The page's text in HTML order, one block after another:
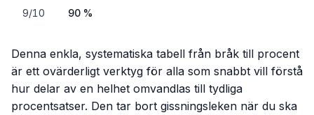
9/10 90 %
Denna enkla, systematiska tabell från bråk till procent
är ett ovärderligt verktyg för alla som snabbt vill förstå
hur delar av en helhet omvandlas till tydliga
procentsatser. Den tar bort gissningsleken när du ska